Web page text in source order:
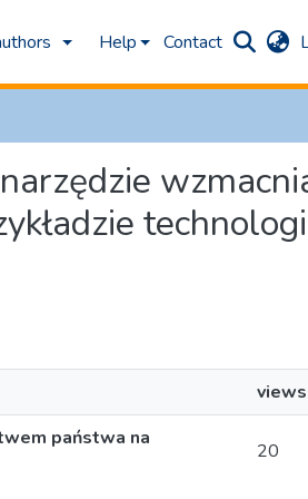
Help Contact
views
państwa na
20